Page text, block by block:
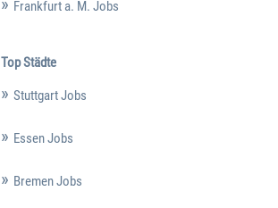
Frankfurt a. M. Jobs
Top Städte
Stuttgart Jobs
Essen Jobs
Bremen Jobs